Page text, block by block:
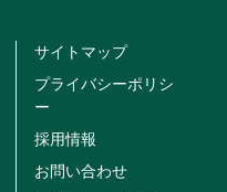
サイトマップ
プライバシーポリシ
ー
採用情報
お問い合わせ